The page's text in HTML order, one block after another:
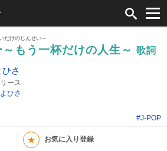
だけのじんせい～
もう一杯だけの人生～ 歌詞
さ
ース
ひさ
#J-POP
★ お気に入り登録